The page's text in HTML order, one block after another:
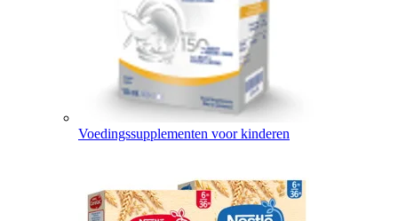
Voedingssupplementen voor kinderen